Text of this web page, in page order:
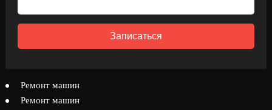
Записаться
Ремонт машин
Ремонт машин